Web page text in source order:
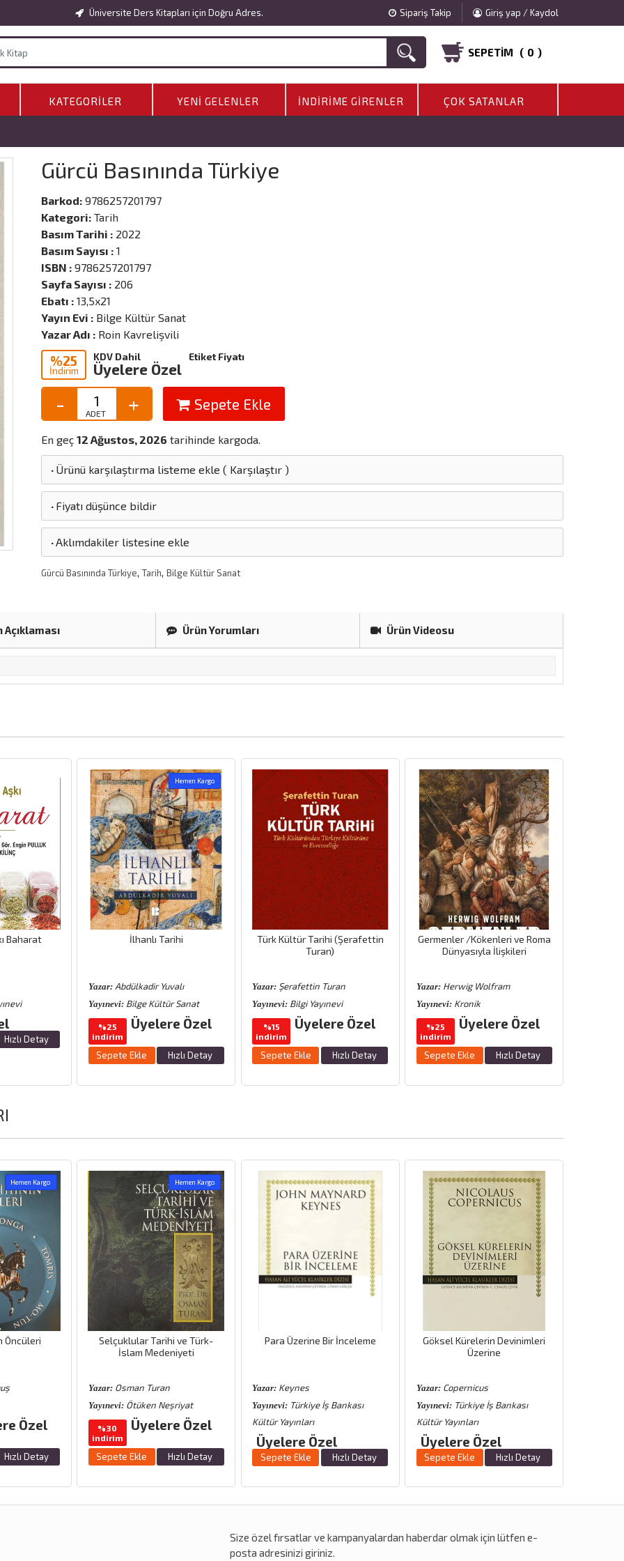
Üniversite Ders Kitapları için Doğru Adres. Sipariş Takip Giriş yap / Kaydol
SEPETIM ( 0 )
KATEGORILER YENI GELENLER İNDIRIME GIRENLER ÇOK SATANLAR
Gürcü Basınında Türkiye
Barkod: 9786257201797
Kategori: Tarih
Basım Tarihi : 2022
Basım Sayısı : 1
ISBN : 9786257201797
Sayfa Sayısı : 206
Ebatı : 13,5x21
Yayın Evi : Bilge Kültür Sanat
Yazar Adı : Roin Kavrelişvili
%25
İndirim
KDV Dahil
Üyelere Özel
Etiket Fiyatı
Sepete Ekle
En geç 12 Ağustos, 2026 tarihinde kargoda.
· Ürünü karşılaştırma listeme ekle ( Karşılaştır )
· Fiyatı düşünce bildir
·Aklımdakiler listesine ekle
Gürcü Basınında Türkiye, Tarih, Bilge Kültür Sanat
Açıklaması Ürün Yorumları Ürün Videosu
Baharat
Hızlı Detay
Hemen Kargo
İlhanlı Tarihi
Yazar:Abdülkadir Yuvalı
Yayınevi:Bilge Kültür Sanat
%25
indirim
Üyelere Özel
Sepete Ekle Hızlı Detay
Türk Kültür Tarihi (Şerafettin
Turan)
Yazar: Şerafettin Turan
Yayınevi: Bilgi Yayınevi
%15
indirim
Üyelere Özel
Sepete Ekle Hızlı Detay
Germenler /Kökenleri ve Roma
Dünyasıyla İlişkileri
Yazar:Herwig Wolfram
Yayınevi:Kronik
%25
indirim
Üyelere Özel
Sepete Ekle Hızlı Detay
Hemen Kargo
Öncüleri
Özel
Hızlı Detay
Hemen Kargo
Selçuklular Tarihi ve Türk-
İslam Medeniyeti
Yazar:Osman Turan
Yayınevi:Ötüken Neşriyat
%30
indirim
Üyelere Özel
Sepete Ekle Hızlı Detay
Para Üzerine Bir İnceleme
Yazar: Keynes
Yayınevi: Türkiye İş Bankası
Kültür Yayınları
Üyelere Özel
Sepete Ekle Hızlı Detay
Göksel Kürelerin Devinimleri
Üzerine
Yazar:Copernicus
Yayınevi:Türkiye İş Bankası
Kültür Yayınları
Üyelere Özel
Sepete Ekle Hızlı Detay
Size özelfırsatlarvekampanyalardan haberdar olmak için lütfen e-
posta adresinizi giriniz.